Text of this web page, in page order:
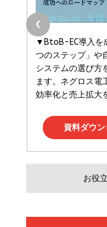
マー
と成長
￥2,200
組織の
￥1,980
フィー
組織」へ